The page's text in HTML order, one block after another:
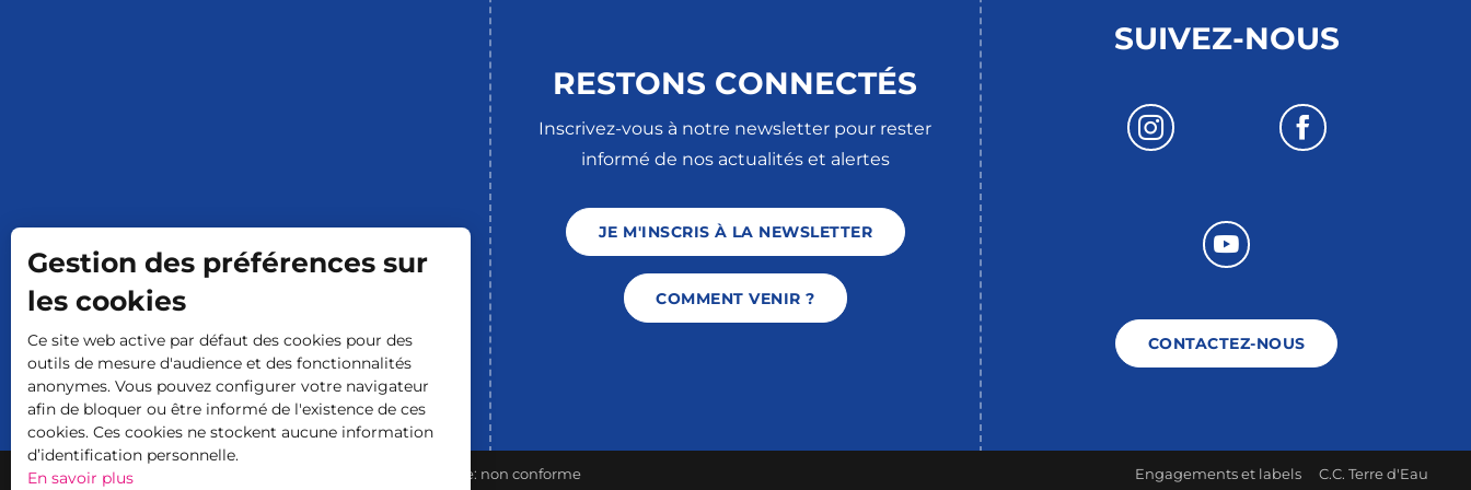
RESTONS CONNECTÉS
Inscrivez-vous à notre newsletter pour rester
informé de nos actualités et alertes
JE M'INSCRIS À LA NEWSLETTER
COMMENT VENIR ?
SUIVEZ-NOUS
CONTACTEZ-NOUS
Mentions légales Accessibilité du site: non conforme Engagements et labels C.C. Terre d'Eau
Gestion des préférences sur
les cookies
Ce site web active par défaut des cookies pour des
outils de mesure d'audience et des fonctionnalités
anonymes. Vous pouvez configurer votre navigateur
afin de bloquer ou être informé de l'existence de ces
cookies. Ces cookies ne stockent aucune information
d’identification personnelle.
En savoir plus